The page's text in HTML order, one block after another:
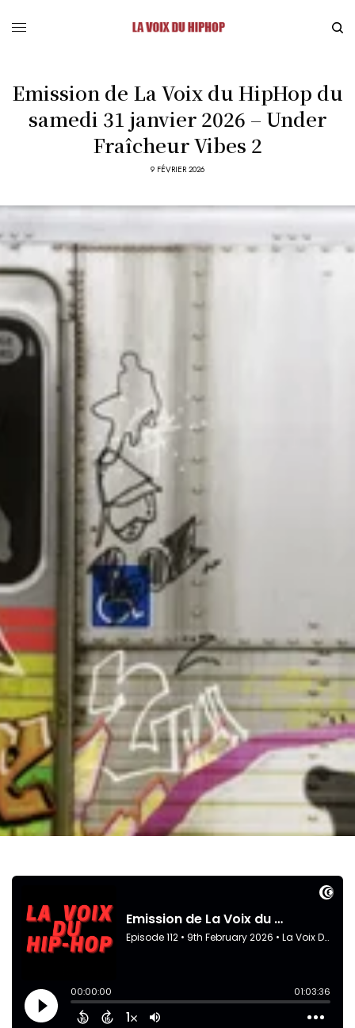
Emission de La Voix du HipHop du
samedi 31 janvier 2026 – Under
Fraîcheur Vibes 2
9 FÉVRIER 2026